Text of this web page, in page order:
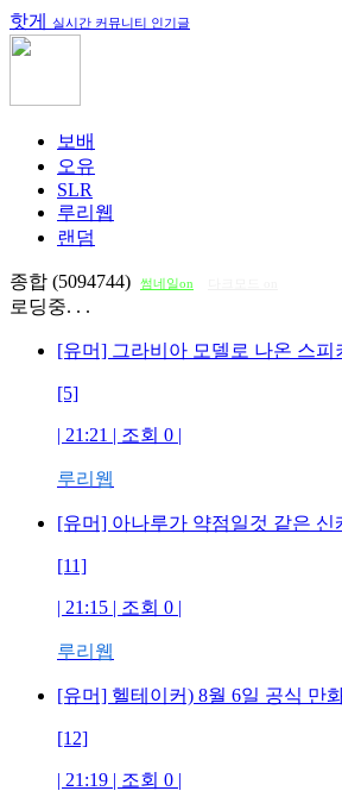
핫게 실시간 커뮤니티 인기글
보배
오유
SLR
루리웹
랜덤
종합 (5094744) 썸네일on
로딩중. . .
[유머] 그라비아 모델로 나온 스피
[5]
| 21:21 | 조회 0 |
루리웹
[유머] 아나루가 약점일것 같은 신
[11]
| 21:15 | 조회 0 |
루리웹
[유머] 헬테이커) 8월 6일 공식 만
[12]
| 21:19 | 조회 0 |